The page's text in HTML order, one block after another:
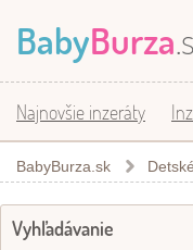
BabyBurza
Najnovšie inzeráty
BabyBurza.sk
Vyhľadávanie